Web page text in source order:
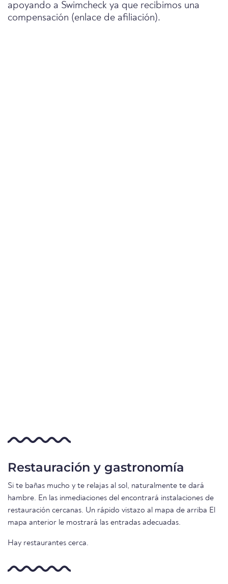
apoyando a Swimcheck ya que recibimos una
compensación (enlace de afiliación).
Restauración y gastronomía
Si te bañas mucho y te relajas al sol, naturalmente te dará
hambre. En las inmediaciones del encontrará instalaciones de
restauración cercanas. Un rápido vistazo al mapa de arriba El
mapa anterior le mostrará las entradas adecuadas.
Hay restaurantes cerca.